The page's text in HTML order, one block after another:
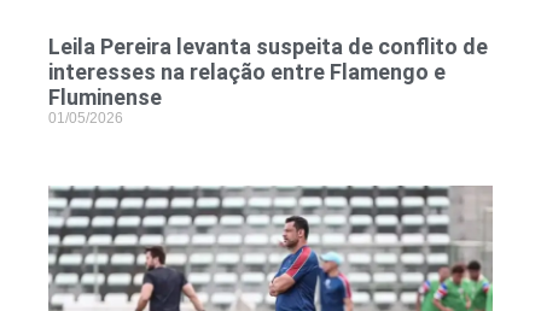
Leila Pereira levanta suspeita de conflito de
interesses na relação entre Flamengo e
Fluminense
01/05/2026